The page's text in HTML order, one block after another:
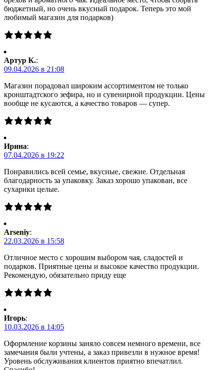
бюджетный, но очень вкусный подарок. Теперь это мой
любимый магазин для подарков)
Артур К.:
09.04.2026 в 21:08
Магазин порадовал широким ассортиментом не только
кронштадтского зефира, но и сувенирной продукции. Цены
вообще не кусаются, а качество товаров — супер.
Ирина:
07.04.2026 в 19:22
Понравились всей семье, вкусные, свежие. Отдельная
благодарность за упаковку. Заказ хорошо упакован, все
сухарики целые.
Arseniy:
22.03.2026 в 15:58
Отличное место с хорошим выбором чая, сладостей и
подарков. Приятные цены и высокое качество продукции.
Рекомендую, обязательно приду еще
Игорь:
10.03.2026 в 14:05
Оформление корзины заняло совсем немного времени, все
замечания были учтены, а заказ привезли в нужное время!
Уровень обслуживания клиентов приятно впечатлил.